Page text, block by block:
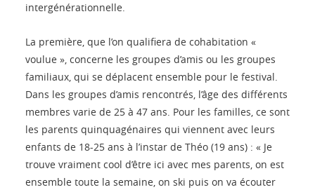
intergénérationnelle.
La première, que l’on qualifiera de cohabitation «
voulue », concerne les groupes d’amis ou les groupes
familiaux, qui se déplacent ensemble pour le festival.
Dans les groupes d’amis rencontrés, l’âge des différents
membres varie de 25 à 47 ans. Pour les familles, ce sont
les parents quinquagénaires qui viennent avec leurs
enfants de 18-25 ans à l’instar de Théo (19 ans) : « Je
trouve vraiment cool d’être ici avec mes parents, on est
ensemble toute la semaine, on ski puis on va écouter